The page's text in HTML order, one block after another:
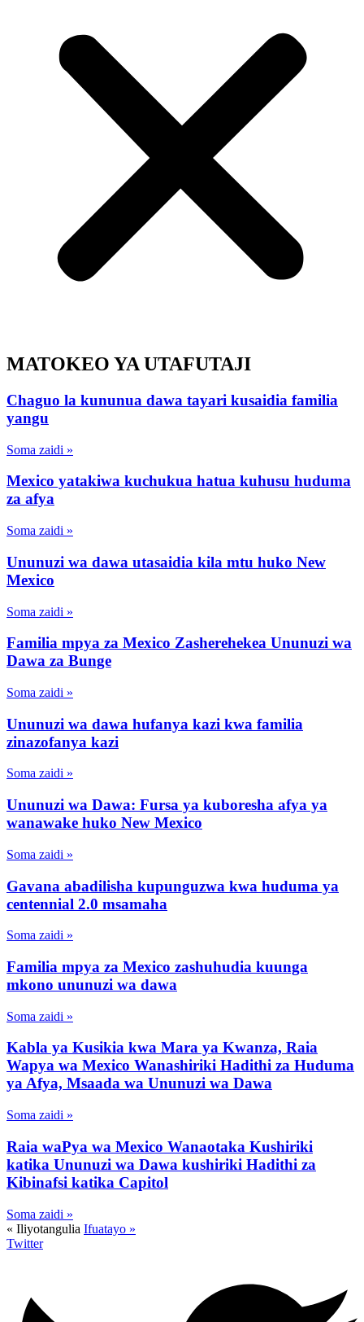
MATOKEO YA UTAFUTAJI
Chaguo la kununua dawa tayari kusaidia familia
yangu
Soma zaidi »
Mexico yatakiwa kuchukua hatua kuhusu huduma
za afya
Soma zaidi »
Ununuzi wa dawa utasaidia kila mtu huko New
Mexico
Soma zaidi »
Familia mpya za Mexico Zasherehekea Ununuzi wa
Dawa za Bunge
Soma zaidi »
Ununuzi wa dawa hufanya kazi kwa familia
zinazofanya kazi
Soma zaidi »
Ununuzi wa Dawa: Fursa ya kuboresha afya ya
wanawake huko New Mexico
Soma zaidi »
Gavana abadilisha kupunguzwa kwa huduma ya
centennial 2.0 msamaha
Soma zaidi »
Familia mpya za Mexico zashuhudia kuunga
mkono ununuzi wa dawa
Soma zaidi »
Kabla ya Kusikia kwa Mara ya Kwanza, Raia
Wapya wa Mexico Wanashiriki Hadithi za Huduma
ya Afya, Msaada wa Ununuzi wa Dawa
Soma zaidi »
Raia waPya wa Mexico Wanaotaka Kushiriki
katika Ununuzi wa Dawa kushiriki Hadithi za
Kibinafsi katika Capitol
Soma zaidi »
« Iliyotangulia Ifuatayo »
Twitter